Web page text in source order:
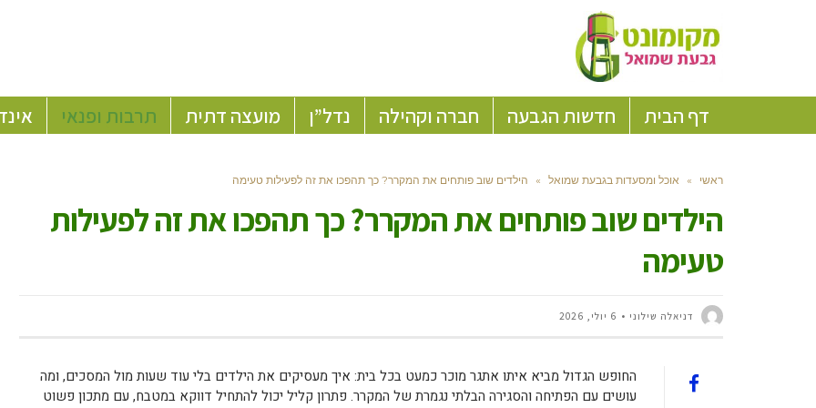
דף הבית חדשות הגבעה חברה וקהילה נדל”ן מועצה דתית תרבות ופנאי
ראשי » אוכל ומסעדות בגבעת שמואל » הילדים שוב פותחים את המקרר? כך תהפכו את זה לפעילות טעימה
הילדים שוב פותחים את המקרר? כך תהפכו את זה לפעילות
טעימה
דניאלה שילוני 6 יולי, 2026
החופש הגדול מביא איתו אתגר מוכר כמעט בכל בית: איך מעסיקים את הילדים בלי עוד שעות מול המסכים, ומה
עושים עם הפתיחה והסגירה הבלתי נגמרת של המקרר. פתרון קליל יכול להתחיל דווקא במטבח, עם מתכון פשוט